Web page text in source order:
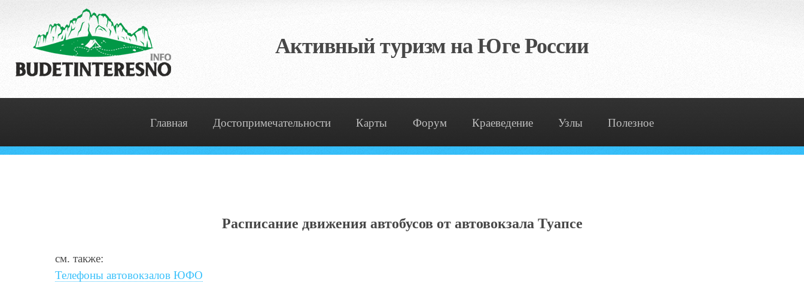
Активный туризм на Юге России
Главная Достопримечательности Карты Форум Краеведение Узлы Полезное
Расписание движения автобусов от автовокзала Туапсе
см. также:
Телефоны автовокзалов ЮФО